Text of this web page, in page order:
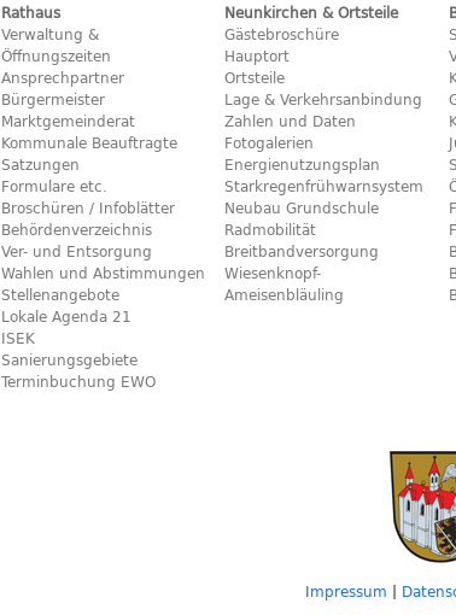
Rathaus
Verwaltung &
Öffnungszeiten
Ansprechpartner
Bürgermeister
Marktgemeinderat
Kommunale Beauftragte
Satzungen
Formulare etc.
Broschüren / Infoblätter
Behördenverzeichnis
Ver- und Entsorgung
Wahlen und Abstimmungen
Stellenangebote
Lokale Agenda 21
ISEK
Sanierungsgebiete
Terminbuchung EWO
Neunkirchen & Ortsteile
Gästebroschüre
Hauptort
Ortsteile
Lage & Verkehrsanbindung
Zahlen und Daten
Fotogalerien
Energienutzungsplan
Starkregenfrühwarnsystem
Neubau Grundschule
Radmobilität
Breitbandversorgung
Wiesenknopf-
Ameisenbläuling
Impressum |